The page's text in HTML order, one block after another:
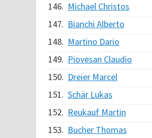
146. Michael Christos
147. Bianchi Alberto
148. Martino Dario
149. Piovesan Claudio
150. Dreier Marcel
151. Schär Lukas
152. Reukauf Martin
153. Bucher Thomas